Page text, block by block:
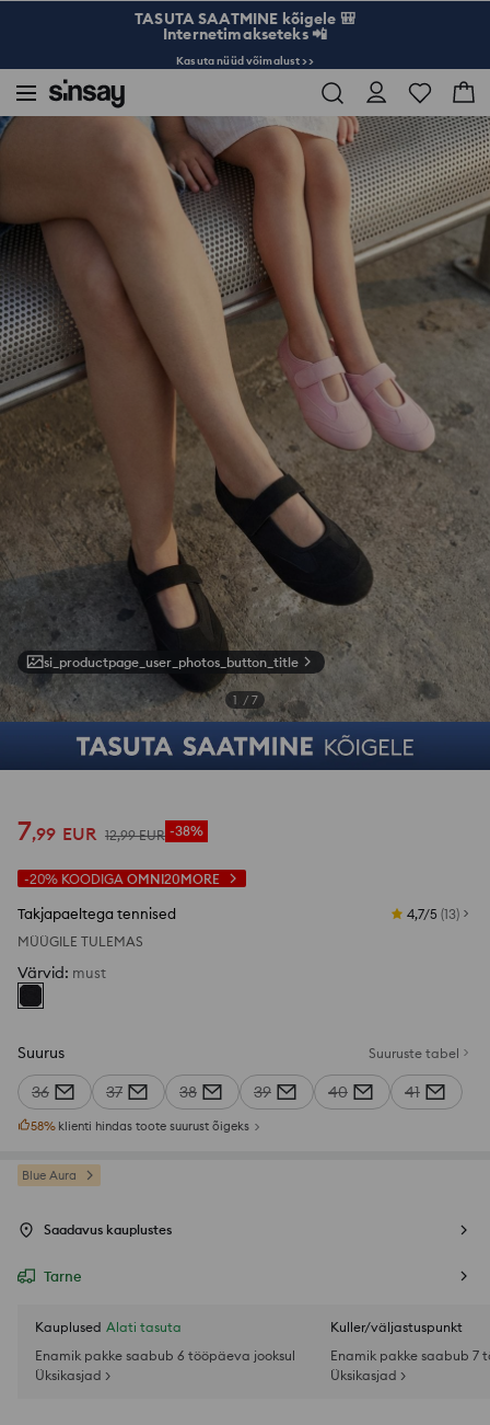
TASUTA SAATMINE kõigele 🎒
Internetimakseteks 📲
Kasuta nüüd võimalust >>
Kotid ja aksessuaarid Takjapaeltega tennised
si_productpage_user_photos_button_title
1 / 7
7,99 EUR 12,99 EUR -38%
-20% KOODIGA OMNI20MORE
Takjapaeltega tennised 4,7/5 (13)
MÜÜGILE TULEMAS
Värvid: must
Suurus Suuruste tabel
36 37 38 39 40 41
58% klienti hindas toote suurust õigeks
Blue Aura
Saadavus kauplustes
Tarne
Kauplused Alati tasuta
Enamik pakke saabub 6 tööpäeva jooksul
Üksikasjad >
Kuller/väljastuspunkt
Enamik pakke saabub 7
Üksikasjad >